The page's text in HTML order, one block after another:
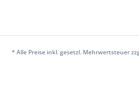
* Alle Preise inkl. gesetzl. Mehrwertsteuer